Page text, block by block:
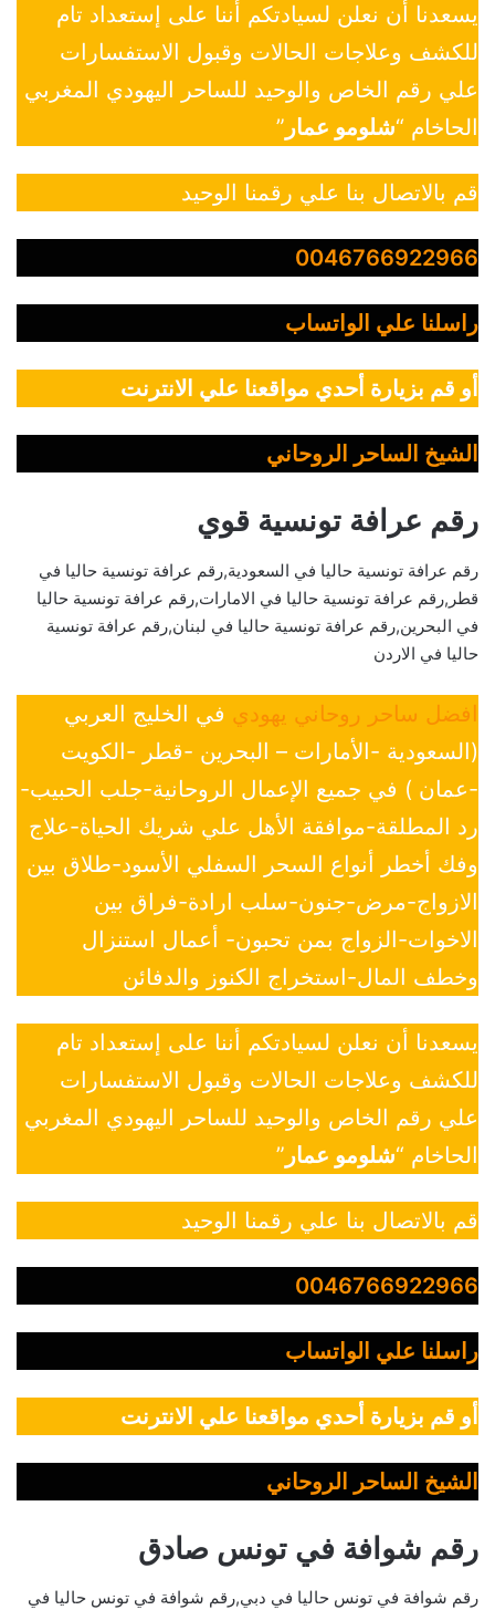
يسعدنا أن نعلن لسيادتكم أننا على إستعداد تام
للكشف وعلاجات الحالات وقبول الاستفسارات
علي رقم الخاص والوحيد للساحر اليهودي المغربي
الحاخام “شلومو عمار ”
قم بالاتصال بنا علي رقمنا الوحيد
0046766922966
راسلنا علي الواتساب
أو قم بزيارة أحدي مواقعنا علي الانترنت
الشيخ الساحر الروحاني
رقم عرافة تونسية قوي
رقم عرافة تونسية حاليا في السعودية,رقم عرافة تونسية حاليا في
قطر,رقم عرافة تونسية حاليا في الامارات,رقم عرافة تونسية حاليا
في البحرين,رقم عرافة تونسية حاليا في لبنان,رقم عرافة تونسية
حاليا في الاردن
افضل ساحر روحاني يهودي في الخليج العربي
(السعودية -الأمارات – البحرين -قطر -الكويت
-عمان ) في جميع الإعمال الروحانية-جلب الحبيب-
رد المطلقة-موافقة الأهل علي شريك الحياة-علاج
وفك أخطر أنواع السحر السفلي الأسود-طلاق بين
الازواج-مرض-جنون-سلب ارادة-فراق بين
الاخوات-الزواج بمن تحبون- أعمال استنزال
وخطف المال-استخراج الكنوز والدفائن
يسعدنا أن نعلن لسيادتكم أننا على إستعداد تام
للكشف وعلاجات الحالات وقبول الاستفسارات
علي رقم الخاص والوحيد للساحر اليهودي المغربي
الحاخام “شلومو عمار ”
قم بالاتصال بنا علي رقمنا الوحيد
0046766922966
راسلنا علي الواتساب
أو قم بزيارة أحدي مواقعنا علي الانترنت
الشيخ الساحر الروحاني
رقم شوافة في تونس صادق
رقم شوافة في تونس حاليا في دبي,رقم شوافة في تونس حاليا في